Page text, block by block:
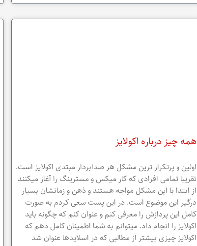
همه چیز درباره اکولایز
اولین و پرتکرار ترین مشکل هر صدابردار مبتدی اکولایز است.
تقریبا تمامی افرادی که کار میکس و مسترینگ را آغاز میکنند
از ابتدا با این مشکل مواجه هستند و ذهن و زمانشان بسیار
درگیر این موضوع است. در این پست سعی کردم به صورت
کامل این پردازش را معرفی کنم و عنوان کنم که چگونه باید
اکولایز را انجام داد. میتوانم به شما اطمینان کامل دهم که
اکولایز چیزی بیشتر از مطالبی که در اسلایدها عنوان شد